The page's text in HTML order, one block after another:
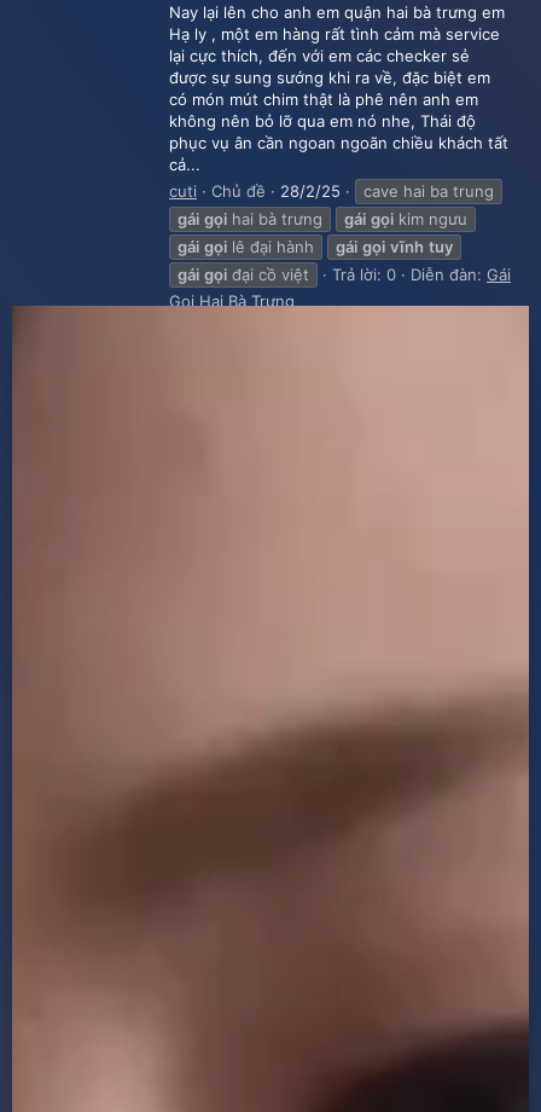
Nay lại lên cho anh em quận hai bà trưng em
Hạ ly , một em hàng rất tình cảm mà service
lại cực thích, đến với em các checker sẻ
được sự sung sướng khi ra về, đặc biệt em
có món mút chim thật là phê nên anh em
không nên bỏ lỡ qua em nó nhe, Thái độ
phục vụ ân cần ngoan ngoãn chiều khách tất
cả...
cuti
Chủ đề 28/2/25
cave hai ba trung
gái gọi hai bà trưng gái gọi kim ngưu
gái gọi lê đại hành gái gọi vĩnh tuy
gái gọi đại cồ việt Trả lời: 0 Diễn đàn: Gái
Gọi Hai Bà Trưng